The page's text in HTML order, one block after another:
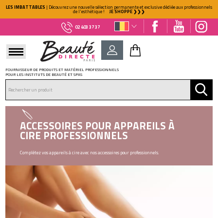
LES IMBATTABLES | Découvrez une nouvelle sélection permanente et exclusive dédiée aux professionnels
de l'esthétique ! JE SHOPPE ❯❯❯
02 403 37 37
NOUVEAU CLIENT ?
Créez votre compte
FOURNISSEUR DE PRODUITS ET MATÉRIEL PROFESSIONNELS
POUR LES INSTITUTS DE BEAUTÉ ET SPAS
ACCESSOIRES POUR APPAREILS À
CIRE PROFESSIONNELS
Complétez vos appareils à cire avec nos accessoires pour professionnels.